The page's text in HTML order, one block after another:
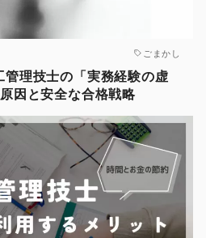
ごまかし
管理技士の「実務経験の虚
因と安全な合格戦略